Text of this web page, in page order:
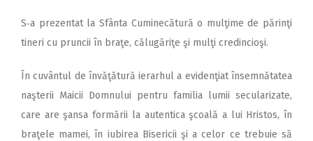
S‑a prezentat la Sfânta Cuminecătură o mulţime de părinţi
tineri cu pruncii în braţe, călugăriţe şi mulţi credincioşi.
În cuvântul de învăţătură ierarhul a evidenţiat însemnătatea
naşterii Maicii Domnului pentru familia lumii secularizate,
care are şansa formării la autentica şcoală a lui Hristos, în
braţele mamei, în iubirea Bisericii şi a celor ce trebuie să